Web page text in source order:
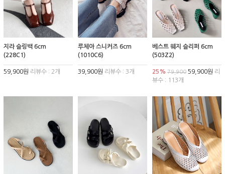
지라 슬링백 6cm
(228C1)
59,900원 리뷰수 : 2개
루체아 스니커즈 6cm
(1010C6)
39,900원 리뷰수 : 3개
베스트 웨지 슬리퍼 6cm
(503Z2)
25% 79,90059,900원 리
뷰수 : 113개